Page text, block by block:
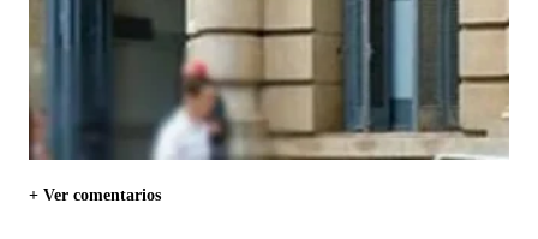
+ Ver comentarios